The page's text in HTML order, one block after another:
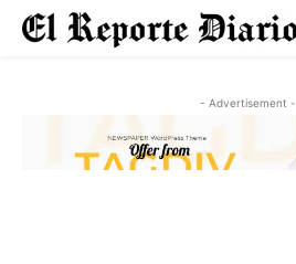
- Advertisement -